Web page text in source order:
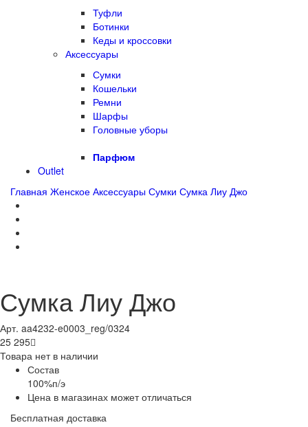
Туфли
Ботинки
Кеды и кроссовки
Аксессуары
Сумки
Кошельки
Ремни
Шарфы
Головные уборы
Парфюм
Outlet
Главная Женское Аксессуары Сумки Сумка Лиу Джо
Сумка Лиу Джо
Арт. aa4232-e0003_reg/0324
25 295
Товара нет в наличии
Состав
100%п/э
Цена в магазинах может отличаться
Бесплатная доставка